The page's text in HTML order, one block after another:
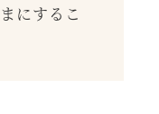
にするこ